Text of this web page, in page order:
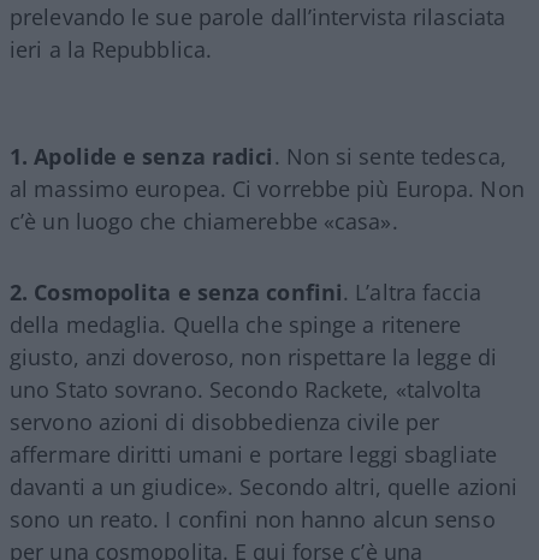
prelevando le sue parole dall’intervista rilasciata
ieri a la Repubblica.
1. Apolide e senza radici. Non si sente tedesca,
al massimo europea. Ci vorrebbe più Europa. Non
c’è un luogo che chiamerebbe «casa».
2. Cosmopolita e senza confini. L’altra faccia
della medaglia. Quella che spinge a ritenere
giusto, anzi doveroso, non rispettare la legge di
uno Stato sovrano. Secondo Rackete, «talvolta
servono azioni di disobbedienza civile per
affermare diritti umani e portare leggi sbagliate
davanti a un giudice». Secondo altri, quelle azioni
sono un reato. I confini non hanno alcun senso
per una cosmopolita. E qui forse c’è una